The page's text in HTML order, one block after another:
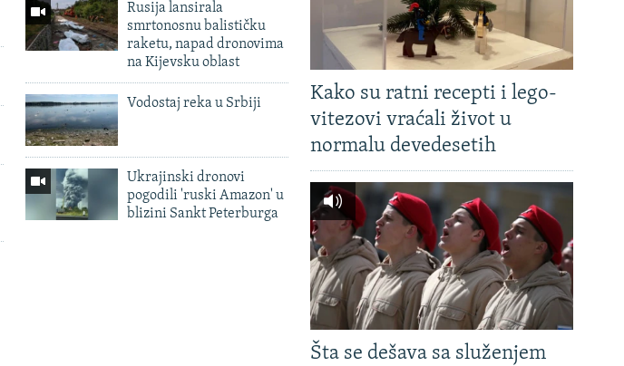
Rusija lansirala
smrtonosnu balističku
raketu, napad dronovima
na Kijevsku oblast
Vodostaj reka u Srbiji
Ukrajinski dronovi
pogodili 'ruski Amazon' u
blizini Sankt Peterburga
Kako su ratni recepti i lego-
vitezovi vraćali život u
normalu devedesetih
Šta se dešava sa služenjem